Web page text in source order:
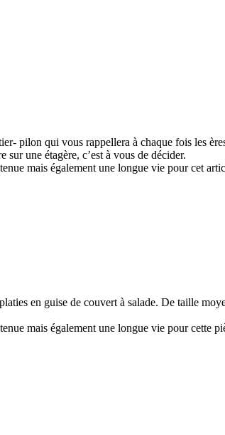
pilon qui vous rappellera à chaque fois les
une étagère, c’est à vous de décider.
mais également une longue vie pour cet
en guise de couvert à salade. De taille
mais également une longue vie pour cette